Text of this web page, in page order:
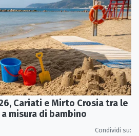
Cariati e Mirto Crosia tra le
misura di bambino
Condividi su: